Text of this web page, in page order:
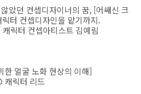
았던 컨셉디자이너의 꿈, [어쌔신 크
터 컨셉디자인을 맡기까지.
릭터 컨셉아티스트 김예림
한 얼굴 노화 현상의 이해]
캐릭터 리드